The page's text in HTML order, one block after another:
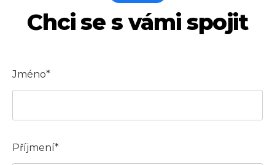
Chci se s vámi spojit
Jméno*
Příjmení*